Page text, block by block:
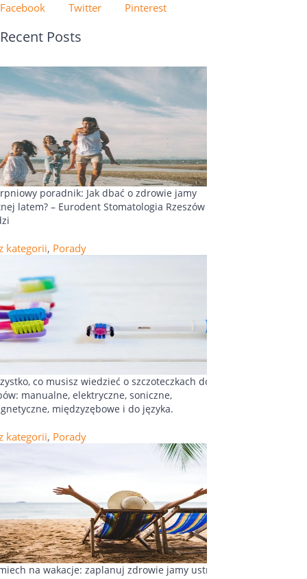
Facebook Twitter Pinterest
Recent Posts
poradnik: Jak dbać o zdrowie jamy
latem? – Eurodent Stomatologia Rzeszów
kategorii, Porady
co musisz wiedzieć o szczoteczkach do
manualne, elektryczne, soniczne,
międzyzębowe i do języka.
kategorii, Porady
na wakacje: zaplanuj zdrowie jamy ustnej